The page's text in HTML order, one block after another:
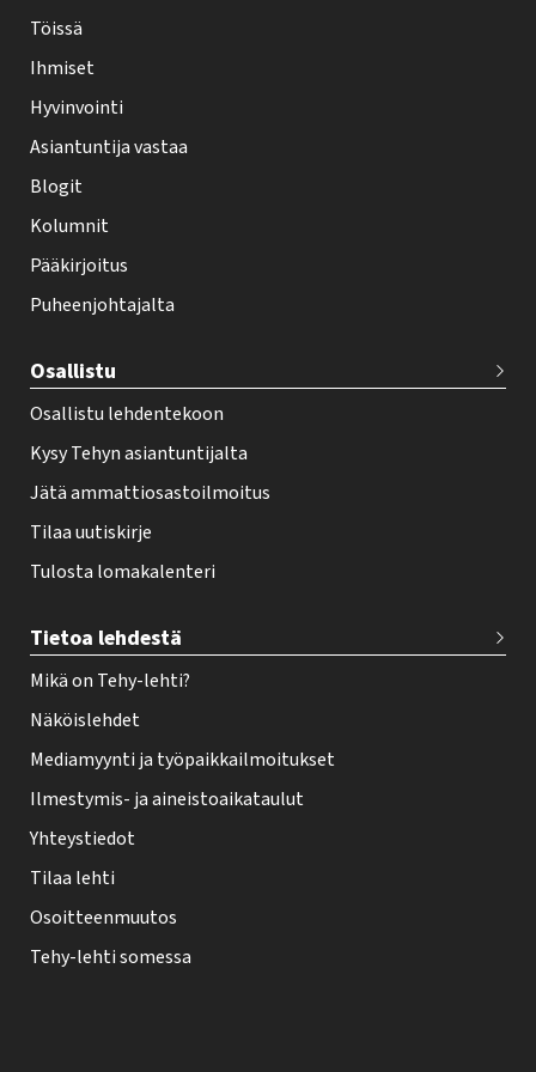
-
e
h
t
i
f
o
t
r
Töissä
Ihmiset
Hyvinvointi
Asiantuntija vastaa
Blogit
Kolumnit
Pääkirjoitus
Puheenjohtajalta
Osallistu
Osallistu lehdentekoon
Kysy Tehyn asiantuntijalta
Jätä ammattiosastoilmoitus
Tilaa uutiskirje
Tulosta lomakalenteri
Tietoa lehdestä
Mikä on Tehy-lehti?
Näköislehdet
Mediamyynti ja työpaikkailmoitukset
Ilmestymis- ja aineistoaikataulut
Yhteystiedot
Tilaa lehti
Osoitteenmuutos
Tehy-lehti somessa